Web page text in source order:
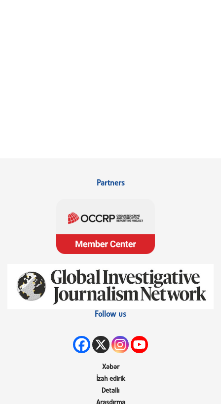
Partners
Follow us
Xəbər
İzah edirik
Detallı
Araşdırma